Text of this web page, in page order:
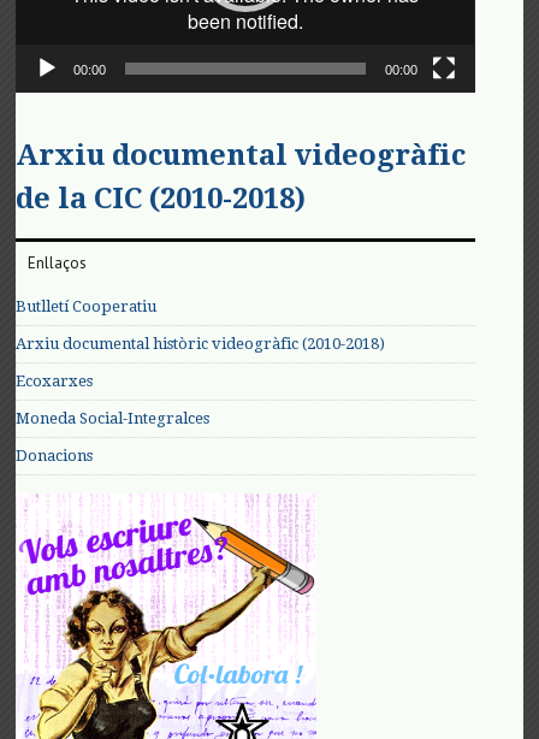
00:00 00:00
Arxiu documental videogràfic
de la CIC (2010-2018)
Enllaços
Butlletí Cooperatiu
Arxiu documental històric videogràfic (2010-2018)
Ecoxarxes
Moneda Social-Integralces
Donacions